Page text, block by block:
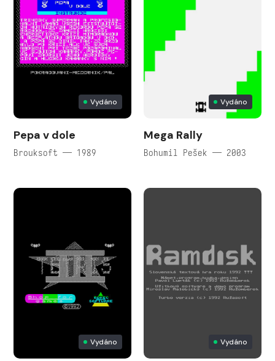
Vydáno
Pepa v dole
Brouksoft — 1989
Vydáno
Mega Rally
Bohumil Pešek — 2003
Vydáno Vydáno